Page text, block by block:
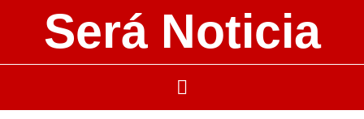
Será Noticia